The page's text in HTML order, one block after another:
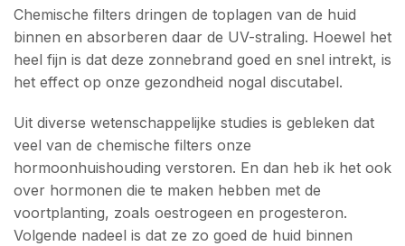
Chemische filters dringen de toplagen van de huid
binnen en absorberen daar de UV-straling. Hoewel het
heel fijn is dat deze zonnebrand goed en snel intrekt, is
het effect op onze gezondheid nogal discutabel.
Uit diverse wetenschappelijke studies is gebleken dat
veel van de chemische filters onze
hormoonhuishouding verstoren. En dan heb ik het ook
over hormonen die te maken hebben met de
voortplanting, zoals oestrogeen en progesteron.
Volgende nadeel is dat ze zo goed de huid binnen